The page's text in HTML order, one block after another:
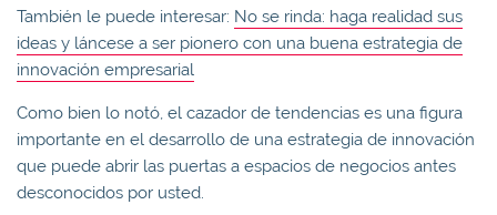
También le puede interesar: No se rinda: haga realidad sus
ideas y láncese a ser pionero con una buena estrategia de
innovación empresarial
Como bien lo notó, el cazador de tendencias es una figura
importante en el desarrollo de una estrategia de innovación
que puede abrir las puertas a espacios de negocios antes
desconocidos por usted.